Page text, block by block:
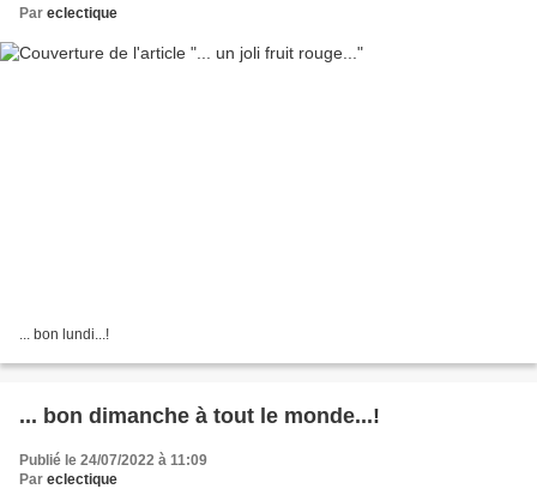
Par eclectique
... bon lundi...!
... bon dimanche à tout le monde...!
Publié le 24/07/2022 à 11:09
Par eclectique